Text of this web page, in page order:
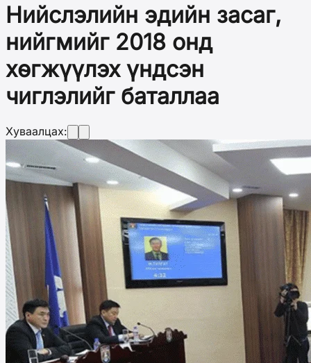
Нийслэлийн эдийн засаг,
нийгмийг 2018 онд
хөгжүүлэх үндсэн
чиглэлийг баталлаа
Хуваалцах: